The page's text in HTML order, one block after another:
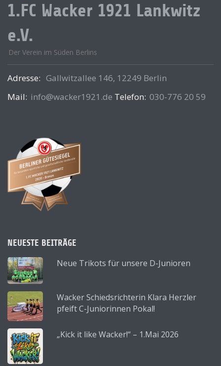
1.FC Wacker 1921 Lankwitz
e.V.
Der Verein im Süden Berlins
Adresse: Gallwitzallee 146, 12249 Berlin
Mail: info@wacker1921.de Telefon: 030-776 20 59
NEUESTE BEITRÄGE
Neue Trikots für unsere D-Junioren
Wacker Schiedsrichterin Klara Herzler
pfeift C-Juniorinnen Pokal!
„Kick it like Wacker!“ – 1.Mai 2026